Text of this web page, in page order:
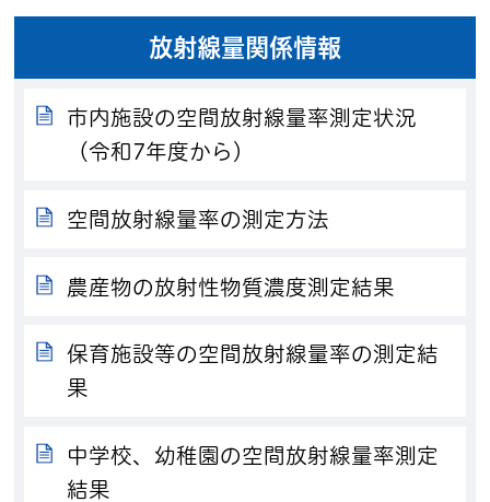
放射線量関係情報
市内施設の空間放射線量率測定状況
（令和7年度から）
空間放射線量率の測定方法
農産物の放射性物質濃度測定結果
保育施設等の空間放射線量率の測定結
果
中学校、幼稚園の空間放射線量率測定
結果